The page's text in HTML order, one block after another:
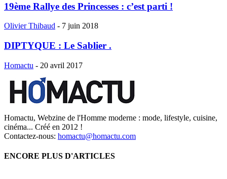
19ème Rallye des Princesses : c’est parti !
Olivier Thibaud - 7 juin 2018
DIPTYQUE : Le Sablier .
Homactu - 20 avril 2017
Homactu, Webzine de l'Homme moderne : mode, lifestyle, cuisine,
cinéma... Créé en 2012 !
Contactez-nous: homactu@homactu.com
ENCORE PLUS D'ARTICLES